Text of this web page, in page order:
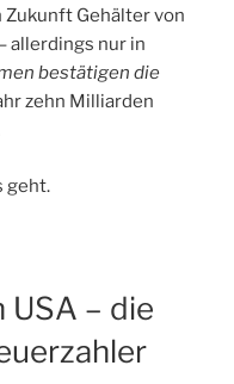
Zukunft Gehälter von
allerdings nur in
bestätigen die
zehn Milliarden
geht.
USA – die